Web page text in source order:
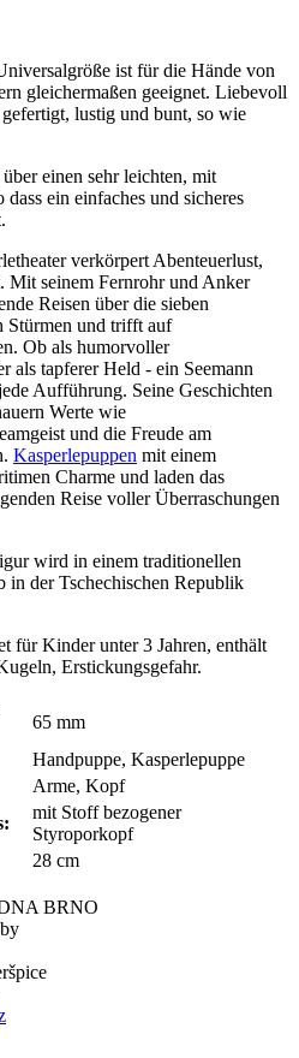
ist für die Hände von
gleichermaßen geeignet. Liebevoll
lustig und bunt, so wie
einen sehr leichten, mit
ein einfaches und sicheres
verkörpert Abenteuerlust,
Mit seinem Fernrohr und Anker
Reisen über die sieben
Stürmen und trifft auf
Ob als humorvoller
als tapferer Held - ein Seemann
Aufführung. Seine Geschichten
Werte wie
und die Freude am
Kasperlepuppen mit einem
Charme und laden das
Reise voller Überraschungen
wird in einem traditionellen
in der Tschechischen Republik
für Kinder unter 3 Jahren, enthält
Erstickungsgefahr.
65 mm
Handpuppe, Kasperlepuppe
Arme, Kopf
mit Stoff bezogener
Styroporkopf
28 cm
BRNO